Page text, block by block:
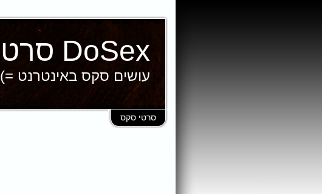
DoSex סרטי סקס
עושים סקס באינטרנט =)
סרטי סקס